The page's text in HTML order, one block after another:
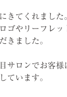
きてくれました
ゴやリーフレッ
きました。
サロンでお客様
ています。